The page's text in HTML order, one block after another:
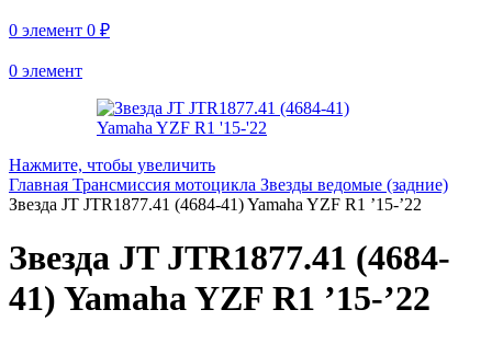
0 элемент 0 ₽
0 элемент
Нажмите, чтобы увеличить
Главная Трансмиссия мотоцикла Звезды ведомые (задние)
Звезда JT JTR1877.41 (4684-41) Yamaha YZF R1 ’15-’22
Звезда JT JTR1877.41 (4684-
41) Yamaha YZF R1 ’15-’22